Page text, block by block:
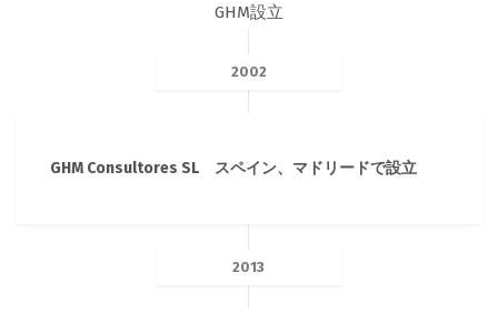
GHM設立
2002
GHM Consultores SL スペイン、マドリードで設立
2013